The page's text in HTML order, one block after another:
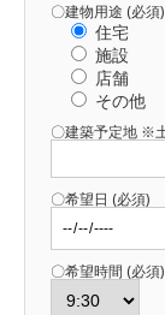
〇建物用途 (必須)
住宅
施設
店舗
その他
〇建築予定地 ※
〇希望日 (必須)
〇希望時間 (必須)